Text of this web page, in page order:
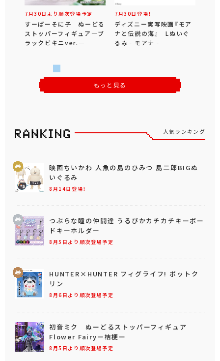
7月30日より順次登場予定
すーぱーそに子 ぬーどる
ストッパーフィギュア―ブ
ラックビキニver.―
7月30日登場！
ディズニー実写映画『モア
ナと伝説の海』 Lぬいぐ
るみ‐モアナ‐
もっと見る
人気ランキング
8月14日登場！
映画ちいかわ 人魚の島のひみつ 島二郎BIGぬ
いぐるみ
8月5日より順次登場予定
つぶらな瞳の仲間達 うるぴかカチカチキーボー
ドキーホルダー
8月6日より順次登場予定
HUNTER×HUNTER フィグライフ! ポットク
リン
8月5日より順次登場予定
初音ミク ぬーどるストッパーフィギュア
Flower Fairyー桔梗ー